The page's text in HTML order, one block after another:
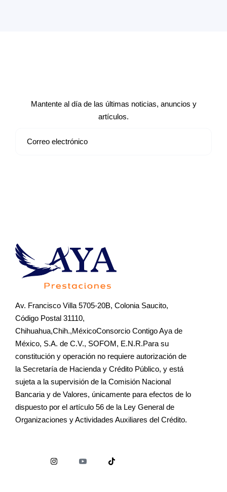
Mantente al día de las últimas noticias, anuncios y
artículos.
Av. Francisco Villa 5705-20B, Colonia Saucito,
Código Postal 31110,
Chihuahua,Chih.,MéxicoConsorcio Contigo Aya de
México, S.A. de C.V., SOFOM, E.N.R.Para su
constitución y operación no requiere autorización de
la Secretaría de Hacienda y Crédito Público, y está
sujeta a la supervisión de la Comisión Nacional
Bancaria y de Valores, únicamente para efectos de lo
dispuesto por el artículo 56 de la Ley General de
Organizaciones y Actividades Auxiliares del Crédito.